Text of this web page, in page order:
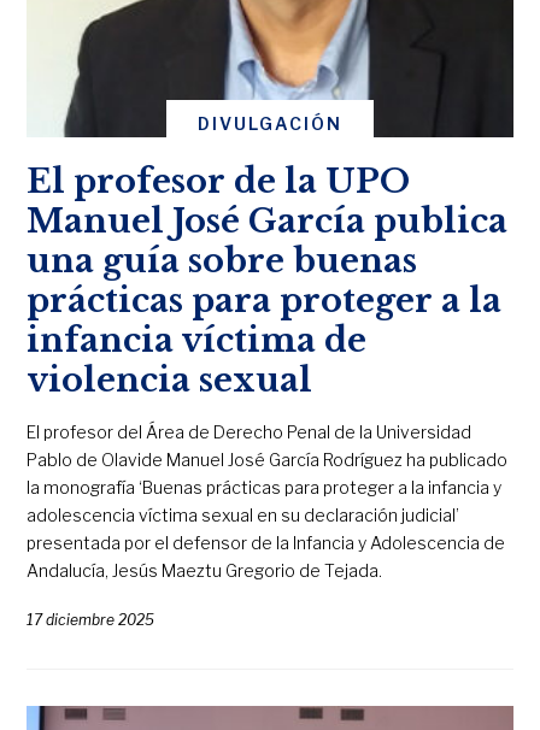
DIVULGACIÓN
El profesor de la UPO
Manuel José García publica
una guía sobre buenas
prácticas para proteger a la
infancia víctima de
violencia sexual
El profesor del Área de Derecho Penal de la Universidad
Pablo de Olavide Manuel José García Rodríguez ha publicado
la monografía ‘Buenas prácticas para proteger a la infancia y
adolescencia víctima sexual en su declaración judicial’
presentada por el defensor de la Infancia y Adolescencia de
Andalucía, Jesús Maeztu Gregorio de Tejada.
17 diciembre 2025